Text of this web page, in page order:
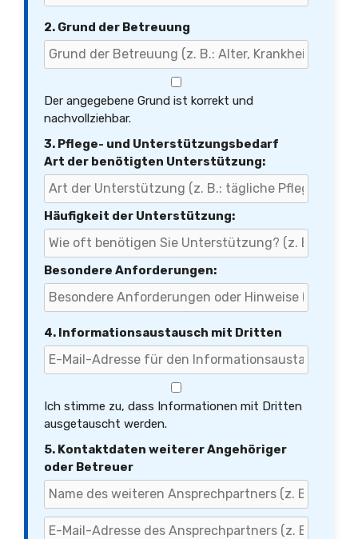
2. Grund der Betreuung
Der angegebene Grund ist korrekt und
nachvollziehbar.
3. Pflege- und Unterstützungsbedarf
Art der benötigten Unterstützung:
Häufigkeit der Unterstützung:
Besondere Anforderungen:
4. Informationsaustausch mit Dritten
Ich stimme zu, dass Informationen mit Dritten
ausgetauscht werden.
5. Kontaktdaten weiterer Angehöriger
oder Betreuer